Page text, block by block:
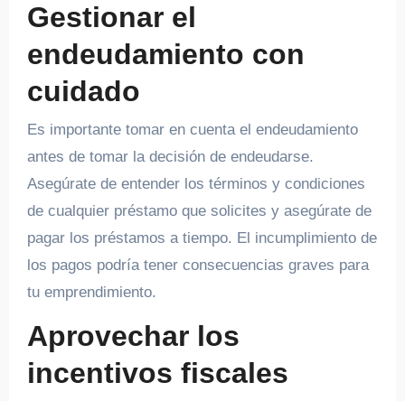
Gestionar el
endeudamiento con
cuidado
Es importante tomar en cuenta el endeudamiento
antes de tomar la decisión de endeudarse.
Asegúrate de entender los términos y condiciones
de cualquier préstamo que solicites y asegúrate de
pagar los préstamos a tiempo. El incumplimiento de
los pagos podría tener consecuencias graves para
tu emprendimiento.
Aprovechar los
incentivos fiscales